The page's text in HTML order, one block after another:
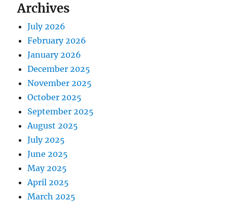
Archives
July 2026
February 2026
January 2026
December 2025
November 2025
October 2025
September 2025
August 2025
July 2025
June 2025
May 2025
April 2025
March 2025